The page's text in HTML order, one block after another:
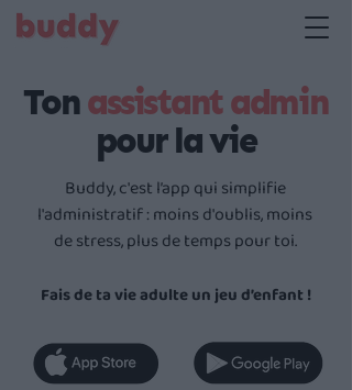
Tonassistant admin
pour la vie
Buddy, c'est l’app qui simplifie
l'administratif : moins d'oublis, moins
de stress, plus de temps pour toi.
Fais de ta vie adulte un jeu d’enfant !